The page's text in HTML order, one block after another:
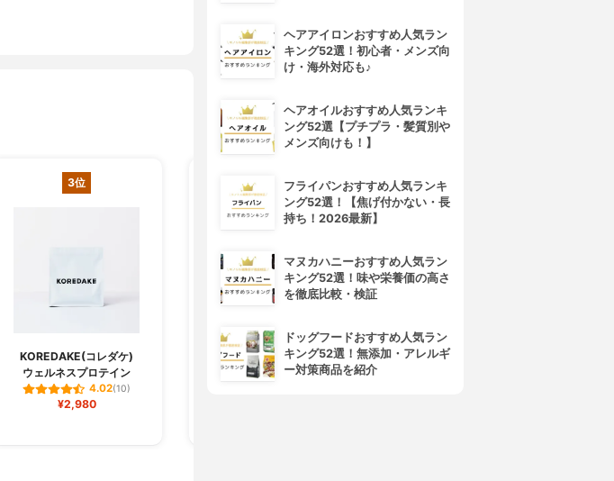
3位
KOREDAKE(コレダケ)
ウェルネスプロテイン
4.02(10)
¥2,980
LÝFT(リフト)
ソイプラスプロテイン
HULX-FACTOR(ハルクファク
ヘアアイロンおすすめ人気ラン
キング52選！初心者・メンズ向
け・海外対応も♪
ヘアオイルおすすめ人気ランキ
ング52選【プチプラ・髪質別や
メンズ向けも！】
フライパンおすすめ人気ランキ
ング52選！【焦げ付かない・長
持ち！2026最新】
マヌカハニーおすすめ人気ラン
キング52選！味や栄養価の高さ
を徹底比較・検証
ドッグフードおすすめ人気ラン
キング52選！無添加・アレルギ
ー対策商品を紹介